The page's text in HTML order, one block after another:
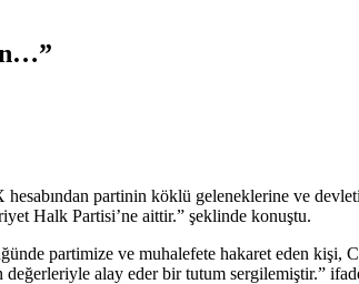
partinin köklü geleneklerine ve
Halk Partisi’ne aittir.” şeklinde konuştu.
partimize ve muhalefete hakaret eden kişi,
değerleriyle alay eder bir tutum sergilemiştir.”